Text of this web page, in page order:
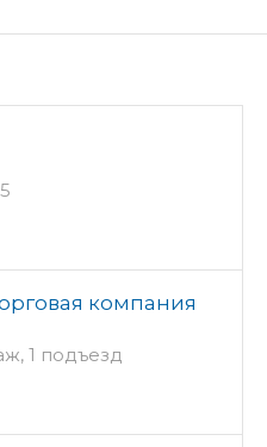
компания
1 подъезд